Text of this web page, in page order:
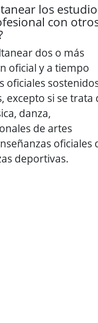
los
con
dos o más
oficial y a tiempo
oficiales
excepto si se trata
danza,
de artes
oficiales
deportivas.